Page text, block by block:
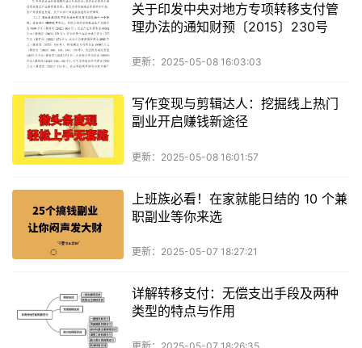
关于印发中央对地方专项转移支付管
理办法的通知财预〔2015〕230号
更新：2025-05-08 16:03:03
写作变现与剪辑达人：挖掘线上热门
副业开启赚钱新途径
更新：2025-05-08 16:01:57
上班族必看！在家就能日结的 10 个兼
职副业等你来选
更新：2025-05-07 18:27:21
详解转移支付：无偿支出手段及两种
类型的特点与作用